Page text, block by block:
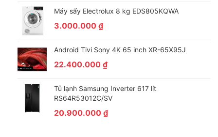
Máy sấy Electrolux 8 kg EDS805KQWA
3.000.000 ₫
Android Tivi Sony 4K 65 inch XR-65X95J
22.400.000 ₫
Tủ lạnh Samsung Inverter 617 lít
RS64R53012C/SV
20.900.000 ₫